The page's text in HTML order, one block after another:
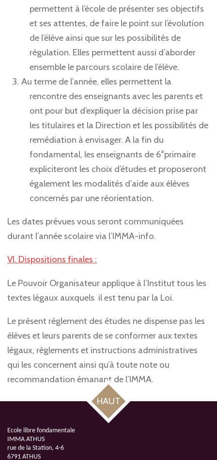
permettent à l’école de présenter ses objectifs
et ses attentes, de faire le point sur l’évolution
de l’élève ainsi que sur les possibilités de
régulation. Elles permettent aussi d’aborder
ensemble le parcours scolaire de l’élève.
Au terme de l’année, elles permettent la
rencontre des enseignants avec les parents et
ont pour but d’expliquer la décision prise par
les titulaires et la Direction et les possibilités de
remédiation à envisager. A la fin du
fondamental, les enseignants de 6°primaire
expliciteront les choix d’études et proposeront
également les modalités d’aide aux élèves
concernés par une réorientation.
Les dates prévues vous seront communiquées
durant l’année scolaire via l’IMMA-info.
VI. Dispositions finales :
Le Pouvoir Organisateur applique à l’Institut tous les
textes légaux auxquels il est tenu par la Loi.
Le présent règlement des études ne dispense pas les
élèves et leurs parents de se conformer aux textes
légaux, règlements et instructions administratives
qui les concernent ainsi qu’à toute note ou
recommandation émanant de l’IMMA.
HAUT
Ecole libre fondamentale
IMMA ATHUS
rue de la Station, 4-6
6791 ATHUS